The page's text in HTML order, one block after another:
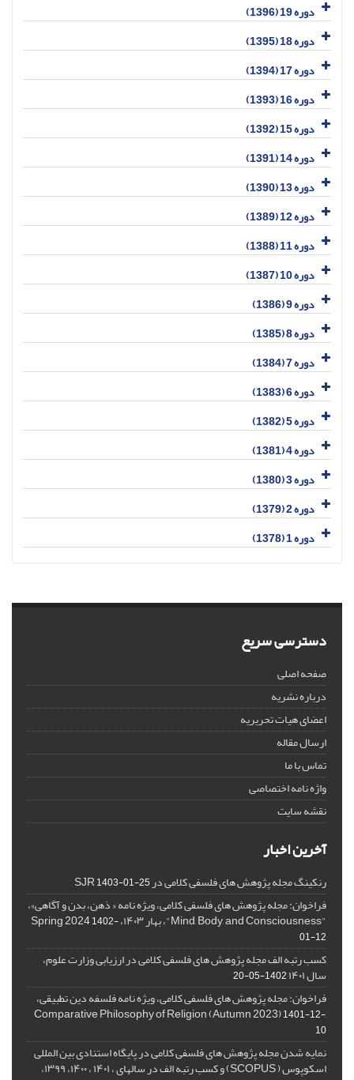
دوره 19 (1396)
دوره 18 (1395)
دوره 17 (1394)
دوره 16 (1393)
دوره 15 (1392)
دوره 14 (1391)
دوره 13 (1390)
دوره 12 (1389)
دوره 11 (1388)
دوره 10 (1387)
دوره 9 (1386)
دوره 8 (1385)
دوره 7 (1384)
دوره 6 (1383)
دوره 5 (1382)
دوره 4 (1381)
دوره 3 (1380)
دوره 2 (1379)
دوره 1 (1378)
دسترسی سریع
صفحه اصلی
درباره نشریه
اعضای هیات تحریریه
ارسال مقاله
تماس با ما
واژه نامه اختصاصی
نقشه سایت
آخرین اخبار
رنکینگ مجله پژوهش های فلسفی کلامی در SJR1403-01-25
فراخوان: مجله پژوهش های فلسفی کلامی، ویژه نامه « ذهن، بدن و آگاهی»،
"Mind, Body, and Consciousness"، بهار ۱۴۰۳، Spring 2024
1402-
01-12
کسب رتبه الف مجله پژوهش های فلسفی کلامی در ارزیابی وزارت علوم،
سال ۱۴۰۱ 1402-05-20
فراخوان: مجله پژوهش های فلسفی کلامی، ویژه نامه فلسفه دین تطبیقی،
,Comparative Philosophy of Religion (Autumn 2023)
1401-12-
10
نمایه شدن مجله پژوهش های فلسفی کلامی در پایگاه استنادی بین المللی
اسکوپوس ( SCOPUS) و کسب رتبه الف در سالهای ، ۱۴۰۱ ، ۱۴۰۰، ۱۳۹۹،